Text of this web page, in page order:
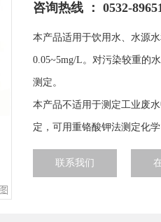
咨询热线 ： 0532-
本产品适用于饮用水、水源
0.05~5mg/L。对污染较重的
测定。
本产品不适用于测定工业废
定，可用重铬酸钾法测定化学
联系我们